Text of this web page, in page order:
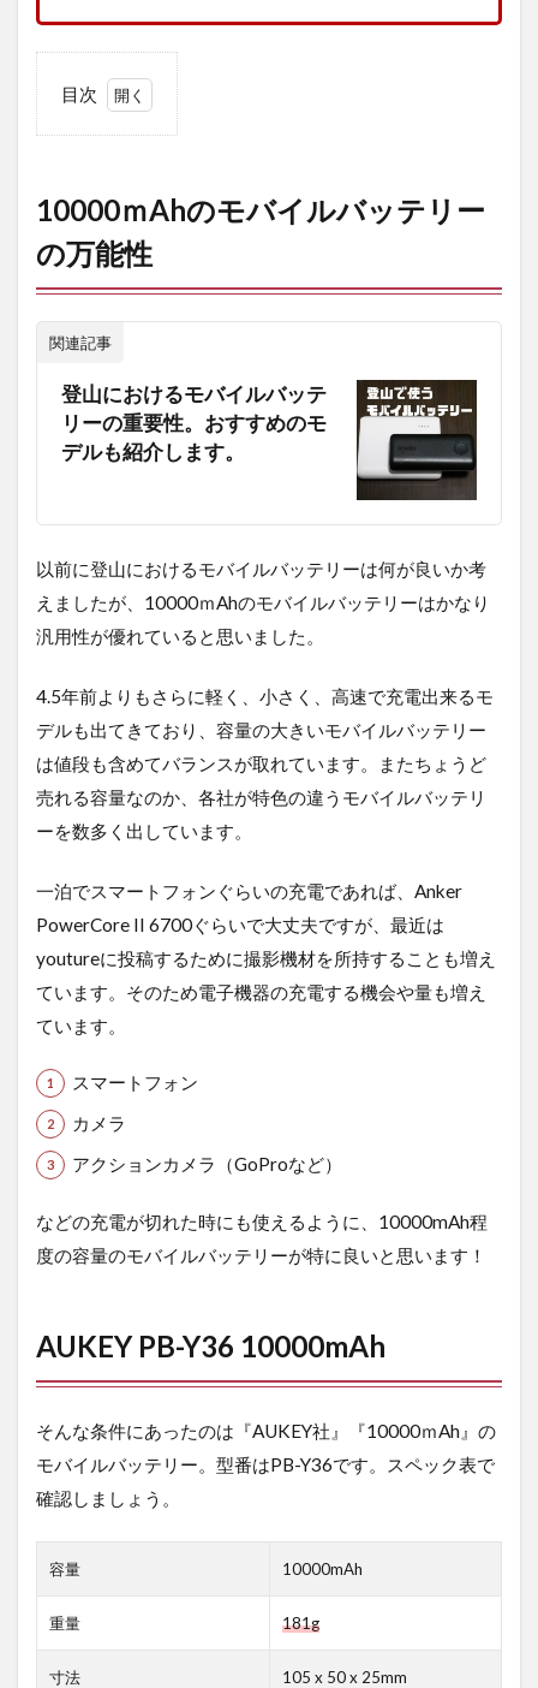
目次
のモバ
イルバ
ッテリ
ーの万
能性
AUKEY PB-
10000mAh
2.1
181ｇ
ではか
なりの
軽さ、
さらに
PD対
3
商
品
紹
介
実
際
登
山
持
て
く
し
ら
5
さ
ご
に
10000ｍAhのモバイルバッテリー
の万能性
関連記事
登山におけるモバイルバッテ
リーの重要性。おすすめのモ
デルも紹介します。
以前に登山におけるモバイルバッテリーは何が良いか考
えましたが、10000ｍAhのモバイルバッテリーはかなり
汎用性が優れていると思いました。
4.5年前よりもさらに軽く、小さく、高速で充電出来るモ
デルも出てきており、容量の大きいモバイルバッテリー
は値段も含めてバランスが取れています。またちょうど
売れる容量なのか、各社が特色の違うモバイルバッテリ
ーを数多く出しています。
一泊でスマートフォンぐらいの充電であれば、Anker
PowerCore II 6700ぐらいで大丈夫ですが、最近は
youtureに投稿するために撮影機材を所持することも増え
ています。そのため電子機器の充電する機会や量も増え
ています。
スマートフォン
カメラ
アクションカメラ（GoProなど）
などの充電が切れた時にも使えるように、10000mAh程
度の容量のモバイルバッテリーが特に良いと思います！
AUKEY PB-Y36 10000mAh
そんな条件にあったのは『AUKEY社』『10000ｍAh』の
モバイルバッテリー。型番はPB-Y36です。スペック表で
確認しましょう。
容量 10000mAh
重量 181g
寸法 105 x 50 x 25mm